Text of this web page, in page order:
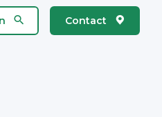
Contact